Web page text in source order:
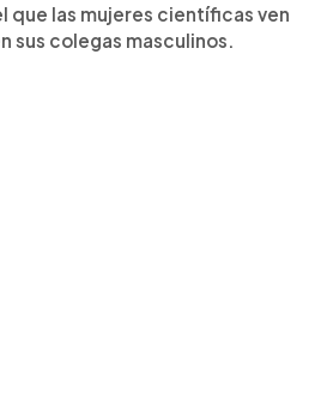
que las mujeres científicas ven
sus colegas masculinos.